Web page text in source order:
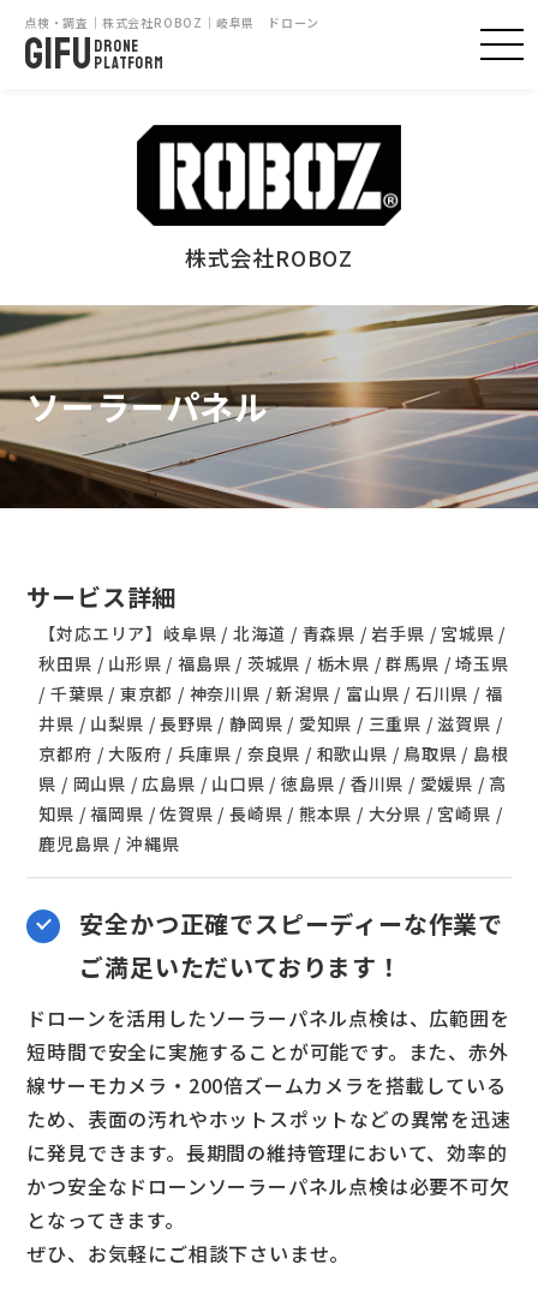
点検・調査｜株式会社ROBOZ｜岐阜県 ドローン
GIFU DRONE
PLATFORM
株式会社ROBOZ
ソーラーパネル
サービス詳細
【対応エリア】岐阜県 / 北海道 / 青森県 / 岩手県 / 宮城県 /
秋田県 / 山形県 / 福島県 / 茨城県 / 栃木県 / 群馬県 / 埼玉県
/ 千葉県 / 東京都 / 神奈川県 / 新潟県 / 富山県 / 石川県 / 福
井県 / 山梨県 / 長野県 / 静岡県 / 愛知県 / 三重県 / 滋賀県 /
京都府 / 大阪府 / 兵庫県 / 奈良県 / 和歌山県 / 鳥取県 / 島根
県 / 岡山県 / 広島県 / 山口県 / 徳島県 / 香川県 / 愛媛県 / 高
知県 / 福岡県 / 佐賀県 / 長崎県 / 熊本県 / 大分県 / 宮崎県 /
鹿児島県 / 沖縄県
安全かつ正確でスピーディーな作業で
ご満足いただいております！
ドローンを活用したソーラーパネル点検は、広範囲を
短時間で安全に実施することが可能です。また、赤外
線サーモカメラ・200倍ズームカメラを搭載している
ため、表面の汚れやホットスポットなどの異常を迅速
に発見できます。長期間の維持管理において、効率的
かつ安全なドローンソーラーパネル点検は必要不可欠
となってきます。
ぜひ、お気軽にご相談下さいませ。